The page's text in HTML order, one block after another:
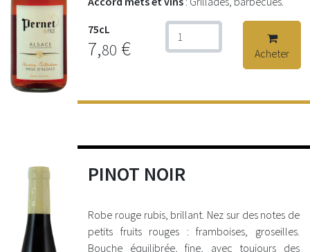
75cL
7,80 € Acheter
PINOT NOIR
Robe rouge rubis, brillant. Nez sur des notes de
petits fruits rouges : framboises, groseilles.
Bouche équilibrée, fine, avec toujours des